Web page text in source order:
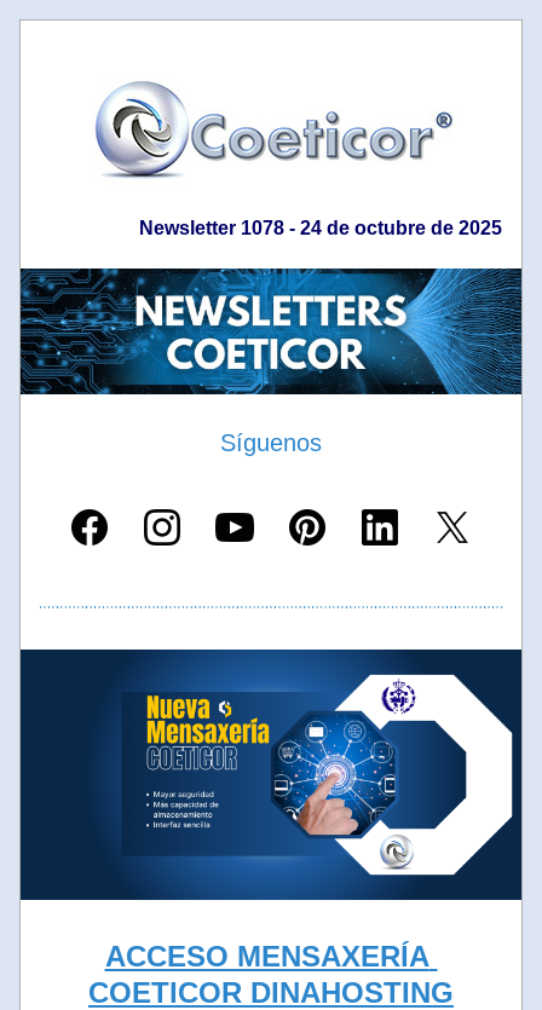
Newsletter 1078 - 24 de octubre de 2025
Síguenos
ACCESO MENSAXERÍA
COETICOR DINAHOSTING